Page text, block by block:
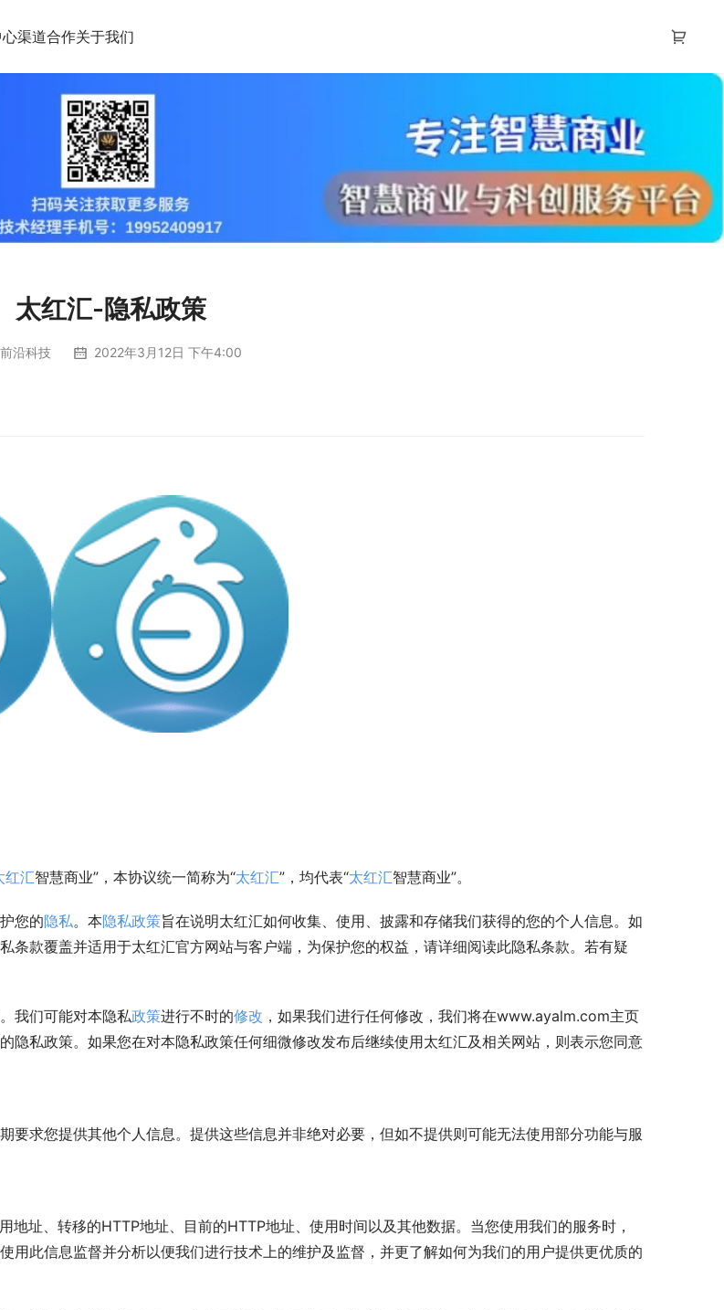
渠道合作关于我们
太红汇-隐私政策
前沿科技 2022年3月12日 下午4:00
红汇智慧商业”，本协议统一简称为“太红汇”，均代表“太红汇智慧商业”。
您的隐私。本隐私政策旨在说明太红汇如何收集、使用、披露和存储我们获得的您的个人信息。如
条款覆盖并适用于太红汇官方网站与客户端，为保护您的权益，请详细阅读此隐私条款。若有疑
我们可能对本隐私政策进行不时的修改 ，如果我们进行任何修改，我们将在www.ayalm.com主页
隐私政策。如果您在对本隐私政策任何细微修改发布后继续使用太红汇及相关网站，则表示您同意
要求您提供其他个人信息。提供这些信息并非绝对必要，但如不提供则可能无法使用部分功能与服
地址、转移的HTTP地址、目前的HTTP地址、使用时间以及其他数据。当您使用我们的服务时，
用此信息监督并分析以便我们进行技术上的维护及监督，并更了解如何为我们的用户提供更优质的